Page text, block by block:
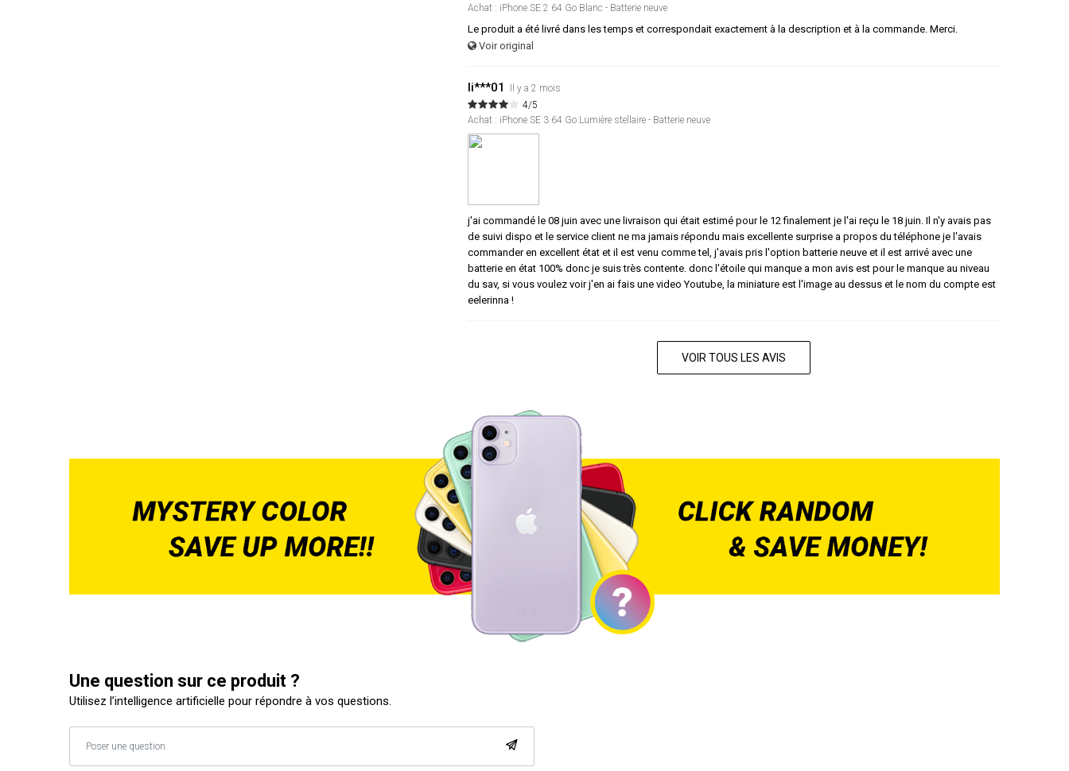
Achat : iPhone SE 2 64 Go Blanc - Batterie neuve
Le produit a été livré dans les temps et correspondait exactement à la description et à la commande. Merci.
Voir original
li***01
Il y a 2 mois
4/5
Achat : iPhone SE 3 64 Go Lumière stellaire - Batterie neuve
j'ai commandé le 08 juin avec une livraison qui était estimé pour le 12 finalement je l'ai reçu le 18 juin. Il n'y avais pas
de suivi dispo et le service client ne ma jamais répondu mais excellente surprise a propos du téléphone je l'avais
commander en excellent état et il est venu comme tel, j'avais pris l'option batterie neuve et il est arrivé avec une
batterie en état 100% donc je suis très contente. donc l'étoile qui manque a mon avis est pour le manque au niveau
du sav, si vous voulez voir j'en ai fais une video Youtube, la miniature est l'image au dessus et le nom du compte est
eelerinna !
VOIR TOUS LES AVIS
Une question sur ce produit ?
Utilisez l’intelligence artificielle pour répondre à vos questions.